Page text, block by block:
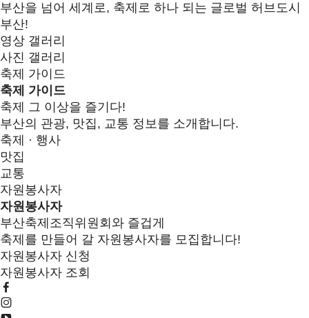
부산을 넘어 세계로, 축제로 하나 되는 글로벌 허브도시
부산!
영상 갤러리
사진 갤러리
축제 가이드
축제 가이드
축제 그 이상을 즐기다!
부산의 관광, 맛집, 교통 정보를 소개합니다.
축제 · 행사
맛집
교통
자원봉사자
자원봉사자
부산축제조직위원회와 즐겁게
축제를 만들어 갈 자원봉사자를 모집합니다!
자원봉사자 신청
자원봉사자 조회